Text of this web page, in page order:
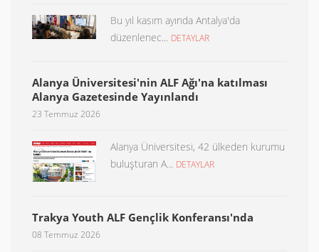
Bu yıl kasım ayında Antalya'da
düzenlenec... DETAYLAR
Alanya Üniversitesi'nin ALF Ağı'na katılması
Alanya Gazetesinde Yayınlandı
23 Temmuz 2026
Alanya Üniversitesi, 42 ülkeden kurumu
buluşturan A... DETAYLAR
Trakya Youth ALF Gençlik Konferansı'nda
08 Temmuz 2026